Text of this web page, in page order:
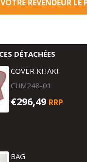
REVENDEUR LE
DÉTACHÉES
COVER KHAKI
CUM248-01
€296,49 RRP
BAG